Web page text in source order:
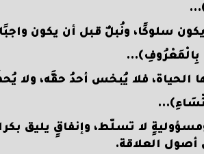
سلوكًا، ونُبلٌ قبل أن يكون
بِالْمَعْرُوفِ﴾…
الحياة، فلا يُبخس أحدُ حقَّه، ولا
لا تسلّط، وإنفاقٍ يليق
أصول العلاقة.